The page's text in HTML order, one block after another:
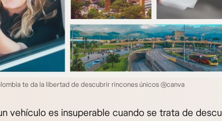
te da la libertad de descubrir rincones únicos @canva
vehículo es insuperable cuando se trata de